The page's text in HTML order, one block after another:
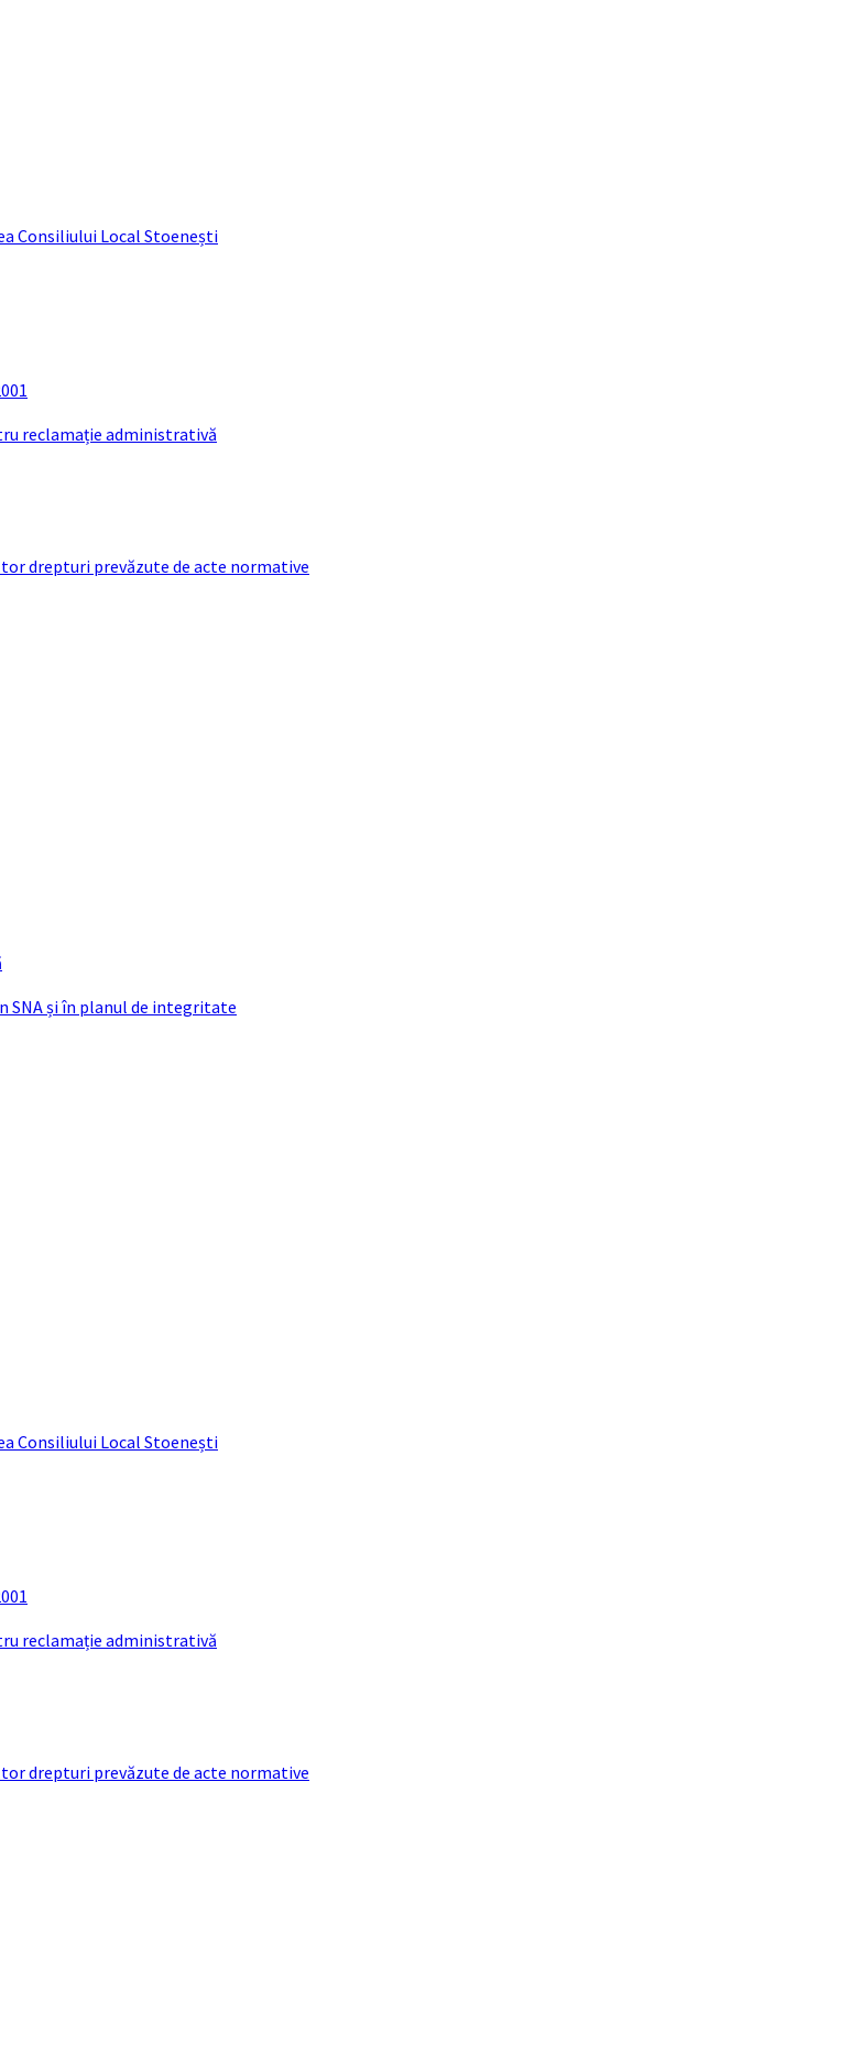
Consiliului Local Stoenești
reclamație administrativă
drepturi prevăzute de acte normative
și în planul de integritate
Consiliului Local Stoenești
reclamație administrativă
drepturi prevăzute de acte normative